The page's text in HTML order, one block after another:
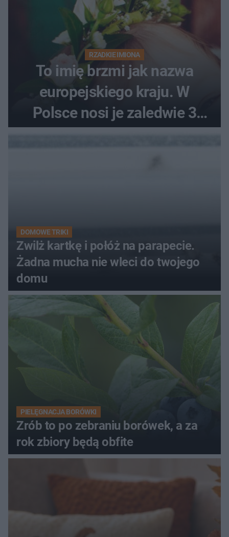
RZADKIE IMIONA
To imię brzmi jak nazwa
europejskiego kraju. W
Polsce nosi je zaledwie 3
DOMOWE TRIKI
Zwilż kartkę i połóż na parapecie.
Żadna mucha nie wleci do twojego
domu
PIELĘGNACJA BORÓWKI
Zrób to po zebraniu borówek, a za
rok zbiory będą obfite